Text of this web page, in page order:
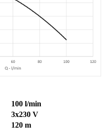
100 l/min
3x230 V
120 m